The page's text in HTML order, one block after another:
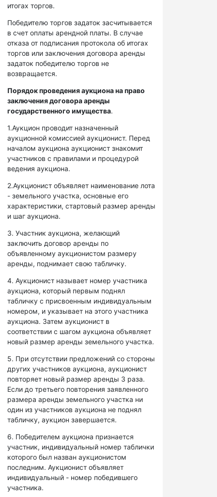
итогах торгов.
Победителю торгов задаток засчитывается
в счет оплаты арендной платы. В случае
отказа от подписания протокола об итогах
торгов или заключения договора аренды
задаток победителю торгов не
возвращается.
Порядок проведения аукциона на право
заключения договора аренды
государственного имущества.
1.Аукцион проводит назначенный
аукционной комиссией аукционист. Перед
началом аукциона аукционист знакомит
участников с правилами и процедурой
ведения аукциона.
2.Аукционист объявляет наименование лота
- земельного участка, основные его
характеристики, стартовый размер аренды
и шаг аукциона.
3. Участник аукциона, желающий
заключить договор аренды по
объявленному аукционистом размеру
аренды, поднимает свою табличку.
4. Аукционист называет номер участника
аукциона, который первым поднял
табличку с присвоенным индивидуальным
номером, и указывает на этого участника
аукциона. Затем аукционист в
соответствии с шагом аукциона объявляет
новый размер аренды земельного участка.
5. При отсутствии предложений со стороны
других участников аукциона, аукционист
повторяет новый размер аренды 3 раза.
Если до третьего повторения заявленного
размера аренды земельного участка ни
один из участников аукциона не поднял
табличку, аукцион завершается.
6. Победителем аукциона признается
участник, индивидуальный номер таблички
которого был назван аукционистом
последним. Аукционист объявляет
индивидуальный - номер победившего
участника.